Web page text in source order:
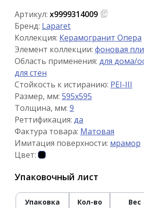
Артикул: х9999314009
Бренд: Laparet
Коллекция: Керамогранит Опера
Элемент коллекции: фоновая
Область применения: для дома/
для стен
Стойкость к истиранию: PEI-III
Размер, мм: 595x595
Толщина, мм: 9
Реттификация: да
Фактура товара: Матовая
Имитация поверхности: мрамор
Цвет:
Упаковочный лист
Упаковка Кол-во Вес